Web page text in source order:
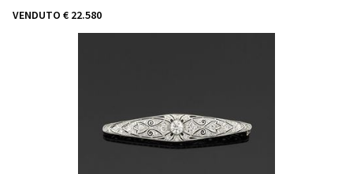
VENDUTO € 22.580